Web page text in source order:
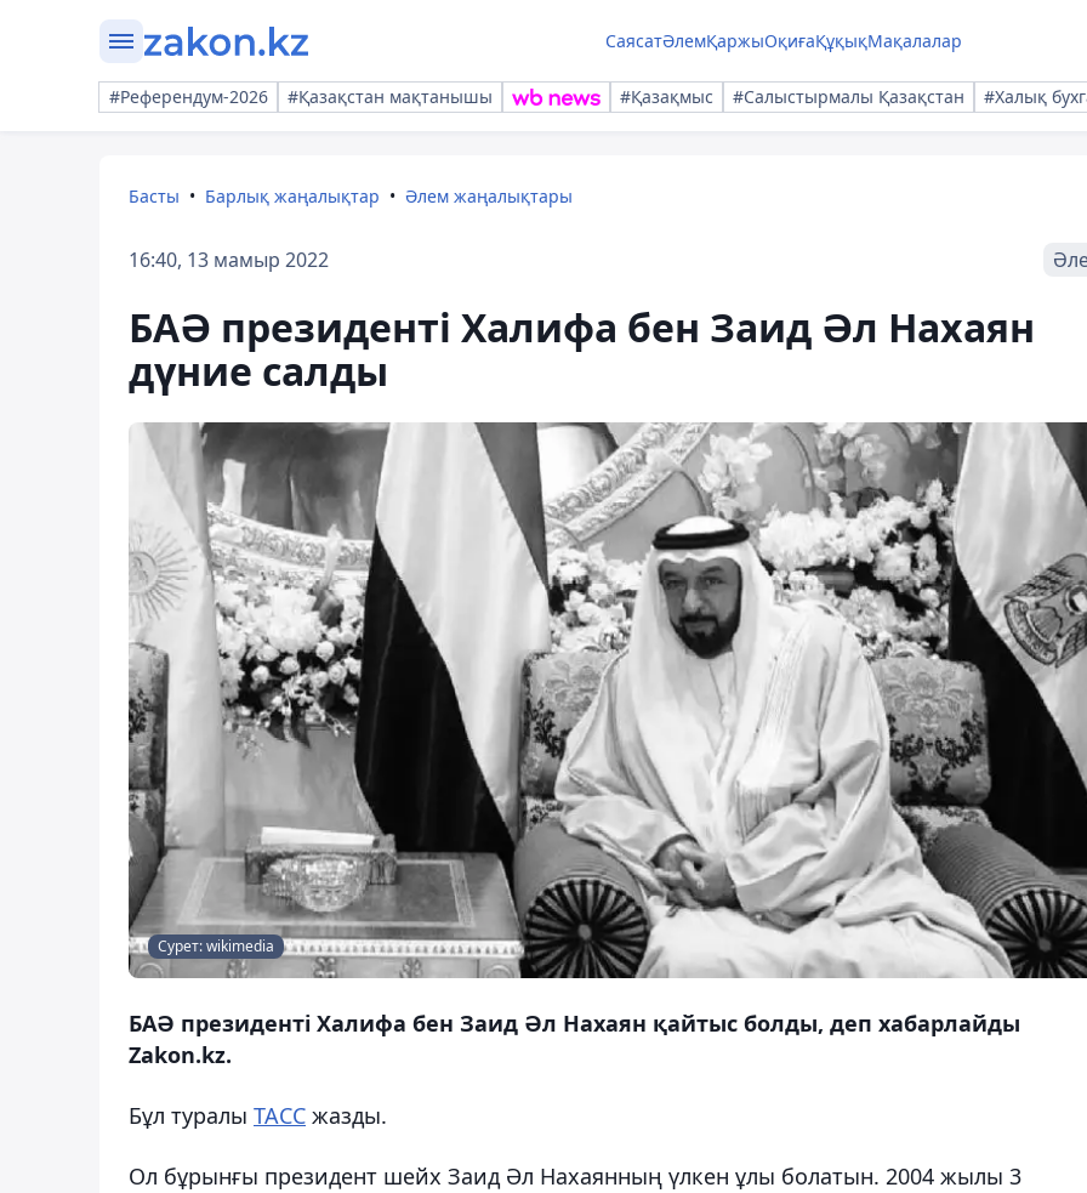
СаясатӘлемҚаржыОқиғаҚұқықМақалалар
#Референдум-2026 #Қазақстан мақтанышы #Қазақмыс #Салыстырмалы Қазақстан #Халық
Басты Барлық жаңалықтар Әлем жаңалықтары
16:40, 13 мамыр 2022
БАӘ президенті Халифа бен Заид Әл Нахаян
дүние салды
Сурет: wikimedia
БАӘ президенті Халифа бен Заид Әл Нахаян қайтыс болды, деп хабарлайды
Zakon.kz.
Бұл туралы ТАСС жазды.
Ол бұрынғы президент шейх Заид Әл Нахаянның үлкен ұлы болатын. 2004 жылы 3